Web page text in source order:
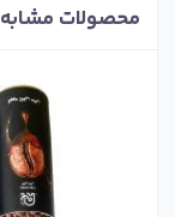
محصولات مشابه